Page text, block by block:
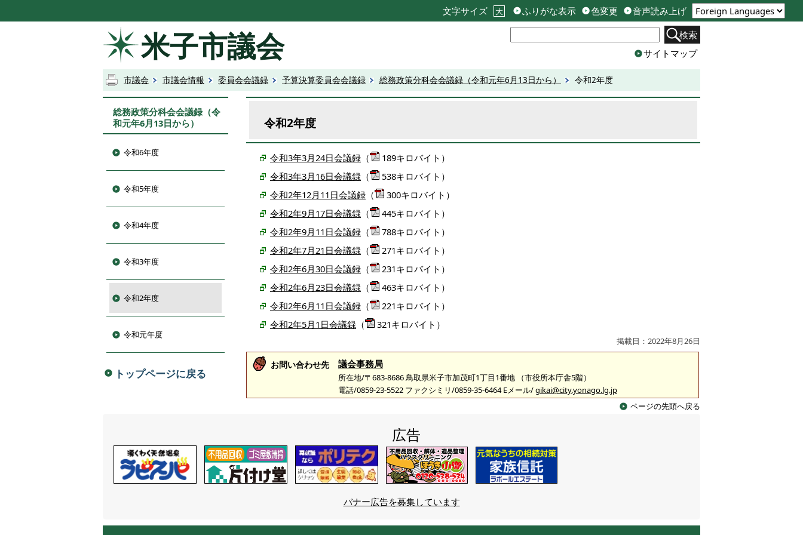
文字サイズ 大 ふりがな表示 色変更 音声読み上げ
米子市議会
検索
サイトマップ
市議会 市議会情報 委員会会議録 予算決算委員会会議録 総務政策分科会会議録（令和元年6月13日から） 令和2年度
総務政策分科会会議録（令
和元年6月13日から）
令和6年度
令和5年度
令和4年度
令和3年度
令和2年度
令和元年度
トップページに戻る
令和2年度
令和3年3月24日会議録 （
189キロバイト）
令和3年3月16日会議録 （
538キロバイト）
令和2年12月11日会議録 （
300キロバイト）
令和2年9月17日会議録 （
445キロバイト）
令和2年9月11日会議録 （
788キロバイト）
令和2年7月21日会議録 （
271キロバイト）
令和2年6月30日会議録 （
231キロバイト）
令和2年6月23日会議録 （
463キロバイト）
令和2年6月11日会議録 （
221キロバイト）
令和2年5月1日会議録 （ 321キロバイト）
掲載日：2022年8月26日
お問い合わせ先 議会事務局
所在地/〒683-8686 鳥取県米子市加茂町1丁目1番地 （市役所本庁舎5階）
電話/0859-23-5522 ファクシミリ/0859-35-6464 Eメール/gikai@city.yonago.lg.jp
ページの先頭へ戻る
広告
バナー広告を募集しています